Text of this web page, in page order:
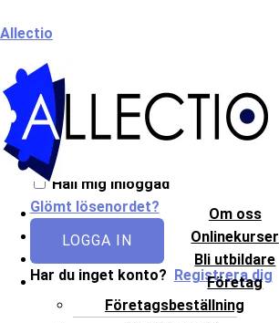
till
Allectio
Om oss
Onlinekurser
Bli utbildare
Företag
Företagsbeställning
Välkommen till Allectio!
Håll mig inloggad
Glömt lösenordet?
LOGGA IN
Har du inget konto? Registrera dig